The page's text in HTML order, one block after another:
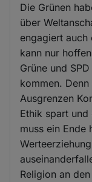
Die Grünen
über
engagiert auch
kann nur
Grüne und
kommen.
Ausgrenzen
Ethik spart
muss ein Ende
Religion an